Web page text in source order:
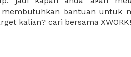
kalian? cari bersama XWORK!